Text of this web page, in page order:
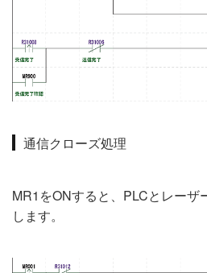
通信クローズ処理
MR1をONすると、PLCとレーザ
します。